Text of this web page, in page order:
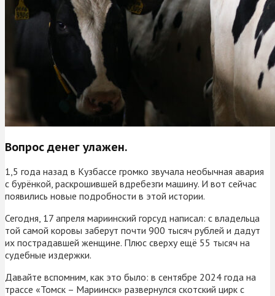
Вопрос денег улажен.
1,5 года назад в Кузбассе громко звучала необычная авария
с бурёнкой, раскрошившей вдребезги машину. И вот сейчас
появились новые подробности в этой истории.
Сегодня, 17 апреля мариинский горсуд написал: с владельца
той самой коровы заберут почти 900 тысяч рублей и дадут
их пострадавшей женщине. Плюс сверху ещё 55 тысяч на
судебные издержки.
Давайте вспомним, как это было: в сентябре 2024 года на
трассе «Томск – Мариинск» развернулся скотский цирк с